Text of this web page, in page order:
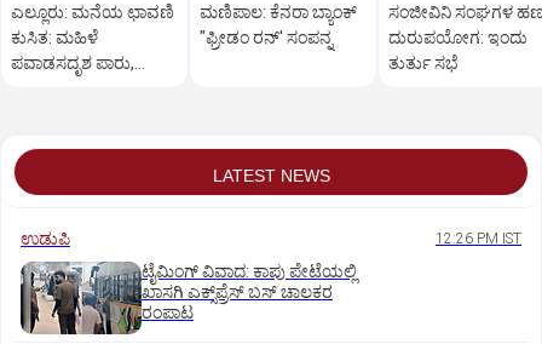
ಎಲ್ಲೂರು: ಮನೆಯ ಛಾವಣಿ
ಕುಸಿತ: ಮಹಿಳೆ
ಪವಾಡಸದೃಶ ಪಾರು,
ಮಣಿಪಾಲ: ಕೆನರಾ ಬ್ಯಾಂಕ್‌
"ಫ್ರೀಡಂ ರನ್‌' ಸಂಪನ್ನ
ಸಂಜೀವಿನಿ ಸಂಘಗಳ
ದುರುಪಯೋಗ: ಇಂದು
ತುರ್ತು ಸಭೆ
LATEST NEWS
ಉಡುಪಿ 12:26 PM IST
ಟೈಮಿಂಗ್‌ ವಿವಾದ: ಕಾಪು ಪೇಟೆಯಲ್ಲಿ
ಖಾಸಗಿ ಎಕ್ಸ್‌ಪ್ರೆಸ್ ಬಸ್‌ ಚಾಲಕರ
ರಂಪಾಟ